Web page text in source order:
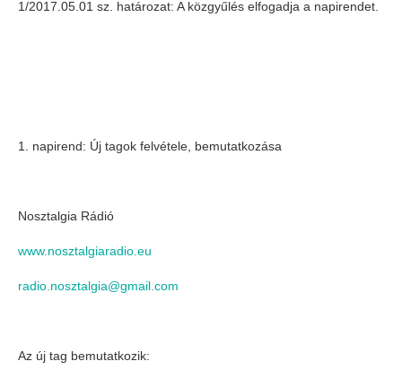
1/2017.05.01 sz. határozat: A közgyűlés elfogadja a napirendet.
1. napirend: Új tagok felvétele, bemutatkozása
Nosztalgia Rádió
www.nosztalgiaradio.eu
radio.nosztalgia@gmail.com
Az új tag bemutatkozik: